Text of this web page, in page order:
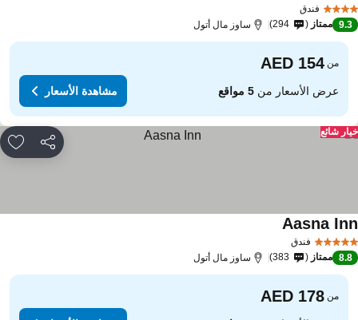
فندق
9.3 ممتاز 294 ساوز مال أتول
من
عرض الأسعار من5 مواقع مشاهدة الأسعار
مشاركة
شائع
فندق
Aasna
8.8 ممتاز 383 ساوز مال أتول
من